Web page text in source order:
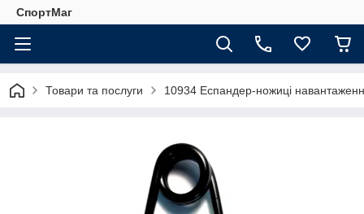
СпортМаг
Товари та послуги 10934 Еспандер-ножиці